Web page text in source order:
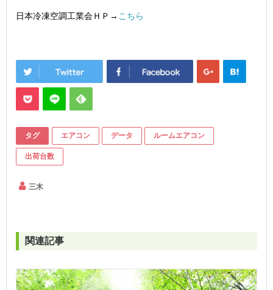
日本冷凍空調工業会ＨＰ→ こちら
タグ エアコン データ ルームエアコン
出荷台数
三木
関連記事